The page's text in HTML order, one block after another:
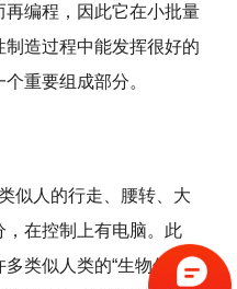
编程，因此它在小批量
造过程中能发挥很好的
重要组成部分。
似人的行走、腰转、大
在控制上有电脑。此
类似人类的“生物传感